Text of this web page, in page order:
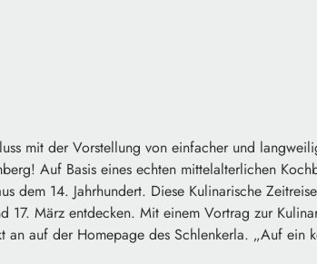
mit der Vorstellung von einfacher und
Auf Basis eines echten mittelalterlichen
dem 14. Jahrhundert. Diese Kulinarische
17. März entdecken. Mit einem Vortrag zur
auf der Homepage des Schlenkerla. „Auf ein